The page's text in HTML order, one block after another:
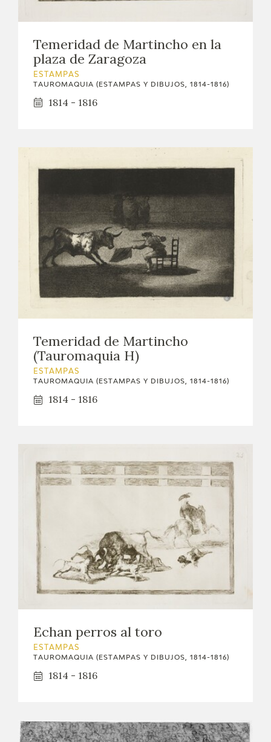
Temeridad de Martincho en la
plaza de Zaragoza
ESTAMPAS
TAUROMAQUIA (ESTAMPAS Y DIBUJOS, 1814-1816)
1814 - 1816
Temeridad de Martincho
(Tauromaquia H)
ESTAMPAS
TAUROMAQUIA (ESTAMPAS Y DIBUJOS, 1814-1816)
1814 - 1816
Echan perros al toro
ESTAMPAS
TAUROMAQUIA (ESTAMPAS Y DIBUJOS, 1814-1816)
1814 - 1816